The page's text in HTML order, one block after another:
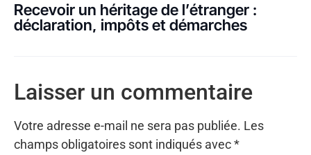
Recevoir un héritage de l’étranger :
déclaration, impôts et démarches
Laisser un commentaire
Votre adresse e-mail ne sera pas publiée. Les
champs obligatoires sont indiqués avec*